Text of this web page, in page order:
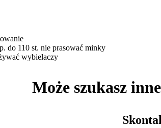
do 110 st. nie prasować minky
wybielaczy
Może szukasz